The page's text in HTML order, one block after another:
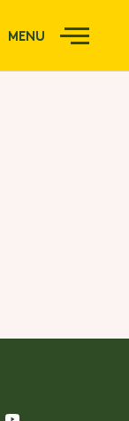
MENU